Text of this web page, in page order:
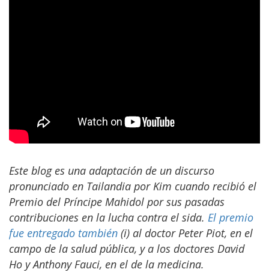
Este blog es una adaptación de un discurso
pronunciado en Tailandia por Kim cuando recibió el
Premio del Príncipe Mahidol por sus pasadas
contribuciones en la lucha contra el sida. El premio
fue entregado también (i) al doctor Peter Piot, en el
campo de la salud pública, y a los doctores David
Ho y Anthony Fauci, en el de la medicina.